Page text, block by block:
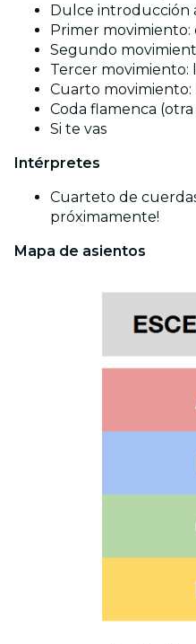
Dulce introducción
Primer movimiento:
Segundo
Tercer movimiento:
Cuarto movimiento:
Coda flamenca
Si te vas
Intérpretes
Cuarteto de
próximamente!
Mapa de asientos